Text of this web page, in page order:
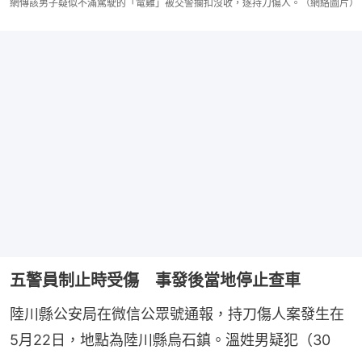
網傳該男子疑似不滿駕駛的「電雞」被交警攔扣沒收，遂持刀傷人。（網絡圖片）
五警員制止時受傷 事發後當地停止查車
陸川縣公安局在微信公眾號通報，持刀傷人案發生在
5月22日，地點為陸川縣烏石鎮。溫姓男疑犯（30